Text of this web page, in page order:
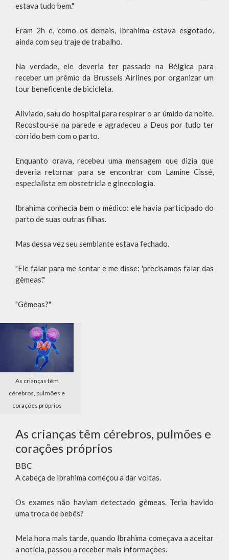
estava tudo bem."
Eram 2h e, como os demais, Ibrahima estava esgotado,
ainda com seu traje de trabalho.
Na verdade, ele deveria ter passado na Bélgica para
receber um prêmio da Brussels Airlines por organizar um
tour beneficente de bicicleta.
Aliviado, saiu do hospital para respirar o ar úmido da noite.
Recostou-se na parede e agradeceu a Deus por tudo ter
corrido bem com o parto.
Enquanto orava, recebeu uma mensagem que dizia que
deveria retornar para se encontrar com Lamine Cissé,
especialista em obstetrícia e ginecologia.
Ibrahima conhecia bem o médico: ele havia participado do
parto de suas outras filhas.
Mas dessa vez seu semblante estava fechado.
"Ele falar para me sentar e me disse: 'precisamos falar das
gêmeas'."
"Gêmeas?"
As crianças têm
cérebros, pulmões e
corações próprios
As crianças têm cérebros, pulmões e
corações próprios
BBC
A cabeça de Ibrahima começou a dar voltas.
Os exames não haviam detectado gêmeas. Teria havido
uma troca de bebês?
Meia hora mais tarde, quando Ibrahima começava a aceitar
a notícia, passou a receber mais informações.